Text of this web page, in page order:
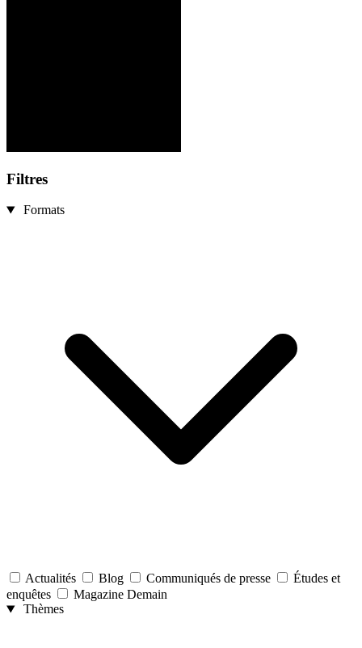
Filtres
Formats
Actualités Blog Communiqués de presse
Études et
enquêtes
Magazine Demain
Thèmes